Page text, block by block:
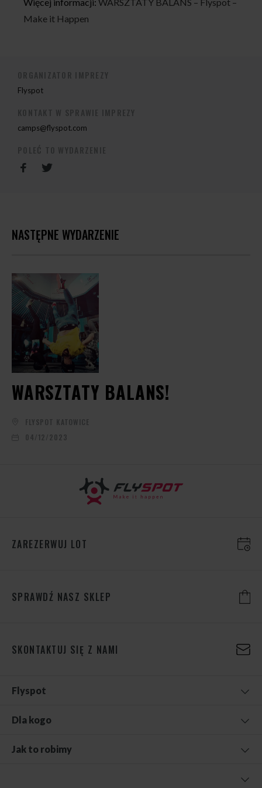
Make it Happen
Flyspot
camps@flyspot.com
NASTĘPNE WYDARZENIE
WARSZTATY BALANS!
FLYSPOT KATOWICE
04/12/2023
ZAREZERWUJ LOT
SPRAWDŹ NASZ SKLEP
SKONTAKTUJ SIĘ Z NAMI
Flyspot
Dla kogo
Jak to robimy